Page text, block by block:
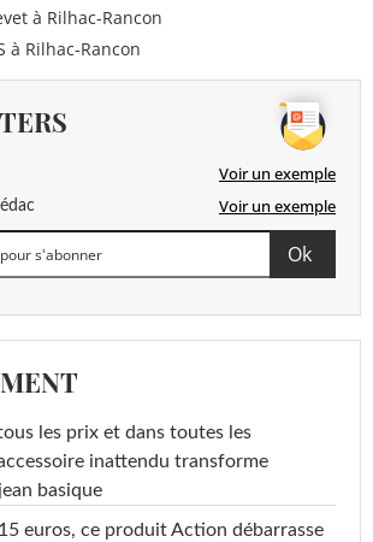
à Rilhac-Rancon
à Rilhac-Rancon
Voir un exemple
Voir un exemple
les prix et dans toutes les
inattendu transforme
basique
euros, ce produit Action débarrasse